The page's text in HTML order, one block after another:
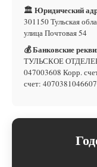
🏛 Юридический
301150 Тульская
улица Почтовая 54
💰 Банковские
ТУЛЬСКОЕ
047003608 Корр.
счет: